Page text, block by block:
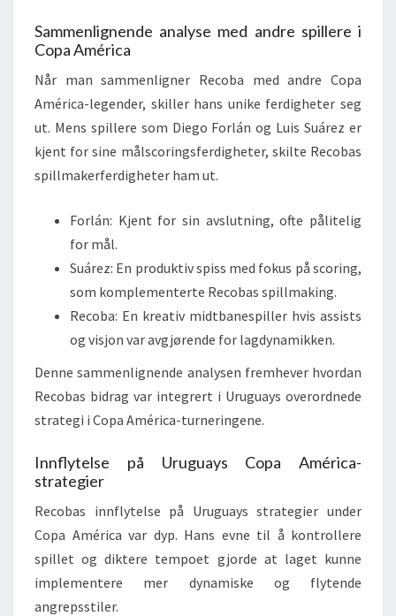
Sammenlignende analyse med andre spillere i
Copa América
Når man sammenligner Recoba med andre Copa
América-legender, skiller hans unike ferdigheter seg
ut. Mens spillere som Diego Forlán og Luis Suárez er
kjent for sine målscoringsferdigheter, skilte Recobas
spillmakerferdigheter ham ut.
Forlán: Kjent for sin avslutning, ofte pålitelig
for mål.
Suárez: En produktiv spiss med fokus på scoring,
som komplementerte Recobas spillmaking.
Recoba: En kreativ midtbanespiller hvis assists
og visjon var avgjørende for lagdynamikken.
Denne sammenlignende analysen fremhever hvordan
Recobas bidrag var integrert i Uruguays overordnede
strategi i Copa América-turneringene.
Innflytelse på Uruguays Copa América-
strategier
Recobas innflytelse på Uruguays strategier under
Copa América var dyp. Hans evne til å kontrollere
spillet og diktere tempoet gjorde at laget kunne
implementere mer dynamiske og flytende
angrepsstiler.